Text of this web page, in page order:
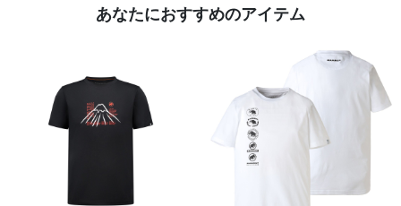
あなたにおすすめのアイテム